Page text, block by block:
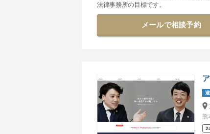
法律事務所の目標です。
メールで相談予約
熊